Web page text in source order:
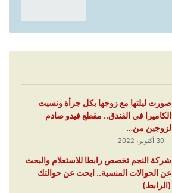
صورت ليلتها مع زوجها بكل جرأة ونسيت
الكاميرا في الفندق.. مقطع فيدو صادم
لزوجين من…
30 أكتوبر، 2022
شركة النجم تخصص رابطا للاستعلام والبحث
عن الحوالات المنسية.. ابحث عن حوالتك
(الرابط)